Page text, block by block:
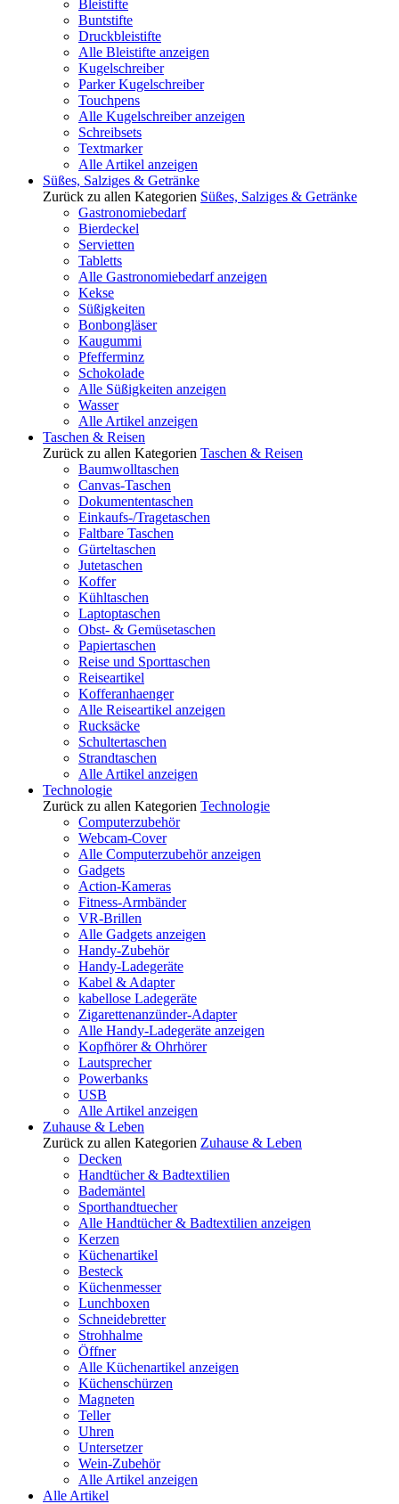
Bleistifte
Buntstifte
Druckbleistifte
Alle Bleistifte anzeigen
Kugelschreiber
Parker Kugelschreiber
Touchpens
Alle Kugelschreiber anzeigen
Schreibsets
Textmarker
Alle Artikel anzeigen
Süßes, Salziges & Getränke
Zurück zu allen Kategorien Süßes, Salziges & Getränke
Gastronomiebedarf
Bierdeckel
Servietten
Tabletts
Alle Gastronomiebedarf anzeigen
Kekse
Süßigkeiten
Bonbongläser
Kaugummi
Pfefferminz
Schokolade
Alle Süßigkeiten anzeigen
Wasser
Alle Artikel anzeigen
Taschen & Reisen
Zurück zu allen Kategorien Taschen & Reisen
Baumwolltaschen
Canvas-Taschen
Dokumententaschen
Einkaufs-/Tragetaschen
Faltbare Taschen
Gürteltaschen
Jutetaschen
Koffer
Kühltaschen
Laptoptaschen
Obst- & Gemüsetaschen
Papiertaschen
Reise und Sporttaschen
Reiseartikel
Kofferanhaenger
Alle Reiseartikel anzeigen
Rucksäcke
Schultertaschen
Strandtaschen
Alle Artikel anzeigen
Technologie
Zurück zu allen Kategorien Technologie
Computerzubehör
Webcam-Cover
Alle Computerzubehör anzeigen
Gadgets
Action-Kameras
Fitness-Armbänder
VR-Brillen
Alle Gadgets anzeigen
Handy-Zubehör
Handy-Ladegeräte
Kabel & Adapter
kabellose Ladegeräte
Zigarettenanzünder-Adapter
Alle Handy-Ladegeräte anzeigen
Kopfhörer & Ohrhörer
Lautsprecher
Powerbanks
USB
Alle Artikel anzeigen
Zuhause & Leben
Zurück zu allen Kategorien Zuhause & Leben
Decken
Handtücher & Badtextilien
Bademäntel
Sporthandtuecher
Alle Handtücher & Badtextilien anzeigen
Kerzen
Küchenartikel
Besteck
Küchenmesser
Lunchboxen
Schneidebretter
Strohhalme
Öffner
Alle Küchenartikel anzeigen
Küchenschürzen
Magneten
Teller
Uhren
Untersetzer
Wein-Zubehör
Alle Artikel anzeigen
Alle Artikel